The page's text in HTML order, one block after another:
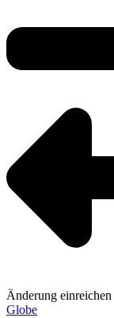
Änderung einreichen
Globe